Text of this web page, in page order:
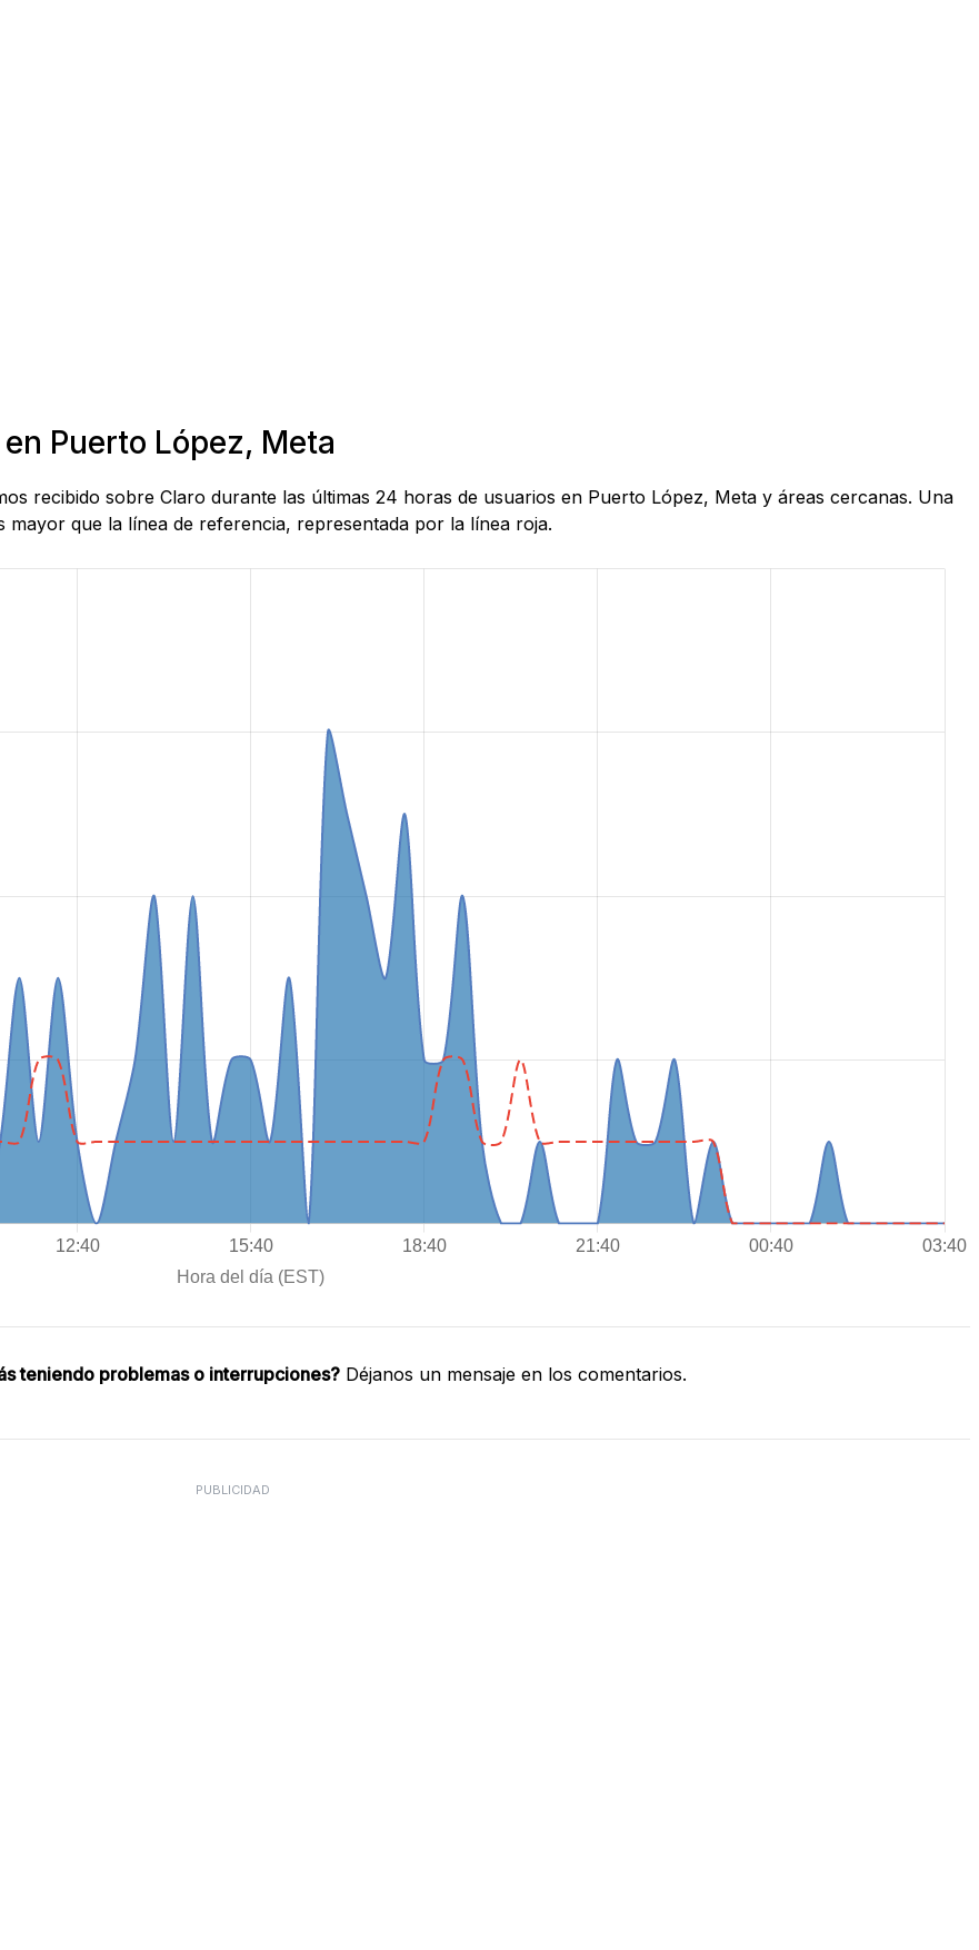
Puerto López, Meta
recibido sobre Claro durante las últimas 24 horas de usuarios en Puerto López, Meta y áreas cercanas. Una
que la línea de referencia, representada por la línea roja.
teniendo problemas o interrupciones? Déjanos un mensaje en los comentarios.
PUBLICIDAD